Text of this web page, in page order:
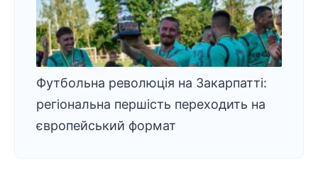
Футбольна революція на Закарпатті:
регіональна першість переходить на
європейський формат